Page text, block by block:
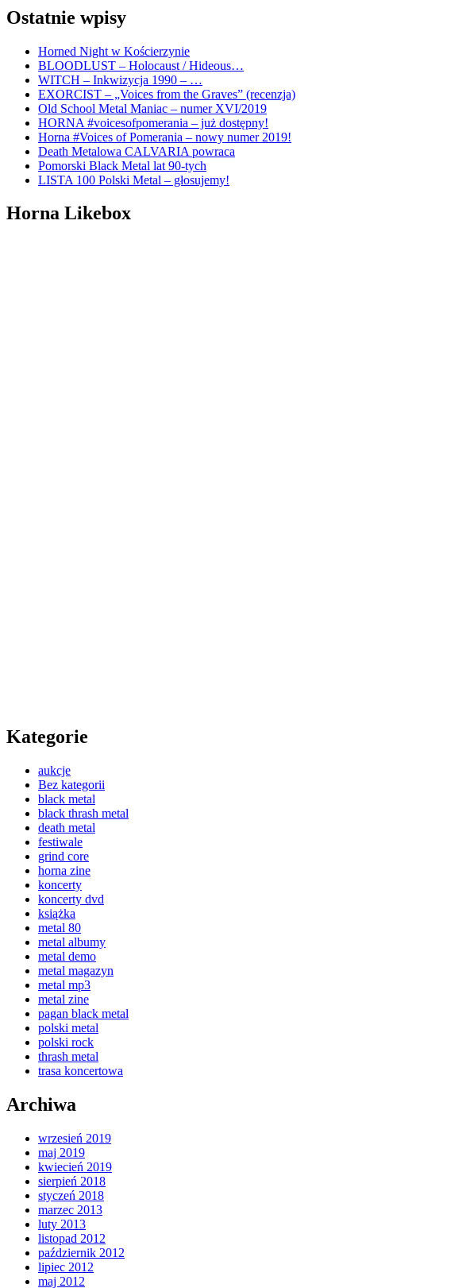
Ostatnie wpisy
Horned Night w Kościerzynie
BLOODLUST – Holocaust / Hideous…
WITCH – Inkwizycja 1990 – …
EXORCIST – „Voices from the Graves” (recenzja)
Old School Metal Maniac – numer XVI/2019
HORNA #voicesofpomerania – już dostępny!
Horna #Voices of Pomerania – nowy numer 2019!
Death Metalowa CALVARIA powraca
Pomorski Black Metal lat 90-tych
LISTA 100 Polski Metal – głosujemy!
Horna Likebox
Kategorie
aukcje
Bez kategorii
black metal
black thrash metal
death metal
festiwale
grind core
horna zine
koncerty
koncerty dvd
książka
metal 80
metal albumy
metal demo
metal magazyn
metal mp3
metal zine
pagan black metal
polski metal
polski rock
thrash metal
trasa koncertowa
Archiwa
wrzesień 2019
maj 2019
kwiecień 2019
sierpień 2018
styczeń 2018
marzec 2013
luty 2013
listopad 2012
październik 2012
lipiec 2012
maj 2012